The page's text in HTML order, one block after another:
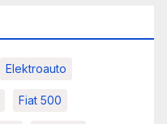
Elektroauto
Fiat 500